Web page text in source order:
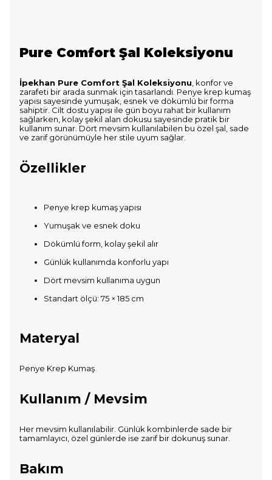
Pure Comfort Şal Koleksiyonu
İpekhan Pure Comfort Şal Koleksiyonu , konfor ve
zarafeti bir arada sunmak için tasarlandı. Penye krep kumaş
yapısı sayesinde yumuşak, esnek ve dökümlü bir forma
sahiptir. Cilt dostu yapısı ile gün boyu rahat bir kullanım
sağlarken, kolay şekil alan dokusu sayesinde pratik bir
kullanım sunar. Dört mevsim kullanılabilen bu özel şal, sade
ve zarif görünümüyle her stile uyum sağlar.
Özellikler
Penye krep kumaş yapısı
Yumuşak ve esnek doku
Dökümlü form, kolay şekil alır
Günlük kullanımda konforlu yapı
Dört mevsim kullanıma uygun
Standart ölçü: 75 × 185 cm
Materyal
Penye Krep Kumaş
Kullanım / Mevsim
Her mevsim kullanılabilir. Günlük kombinlerde sade bir
tamamlayıcı, özel günlerde ise zarif bir dokunuş sunar.
Bakım